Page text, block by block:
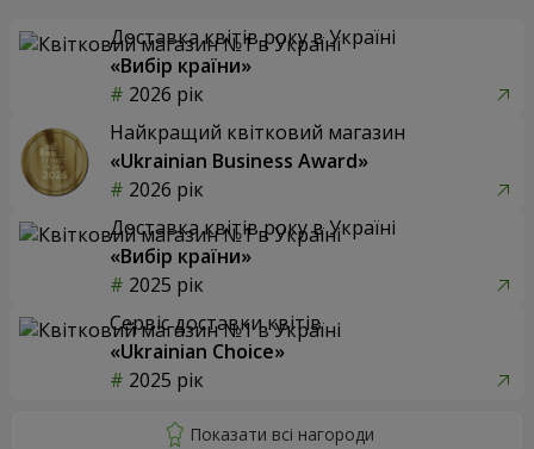
Доставка квітів року в Україні
«Вибір країни»
2026 рік
Найкращий квітковий магазин
«Ukrainian Business Award»
2026 рік
Доставка квітів року в Україні
«Вибір країни»
2025 рік
Сервіс доставки квітів
«Ukrainian Choice»
2025 рік